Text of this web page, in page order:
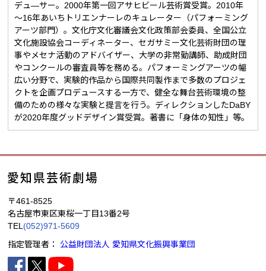
デュ―サー。2000年第一回アサヒビール芸術賞受賞。2010年
～16年あいちトリエンナーレのキュレーター（パフォーミング
アーツ部門）。文化庁文化審議会文化政策部会委員、全国公立
文化施設協会コーディネーター、セガサミー文化芸術財団の理
事やメセナ活動のアドバイザー、大学の非常勤講師、助成財団
やコンクールの審査員等を務める。パフォーミングアーツの幅
広い分野で、実験的作品から国際共同製作まで多数のプロジェ
クトを企画プロデュースする一方で、健全な舞台芸術環境の整
備のための様々な実験と提言を行う。ディレクションしたDaBY
が2020年度グッドデザイン賞受賞。著書に「身体の知性」等。
〒461-8525
名古屋市東区東桜一丁目13番2号
TEL (052)971-5609
指定管理者： 公益財団法人 愛知県文化振興事業団